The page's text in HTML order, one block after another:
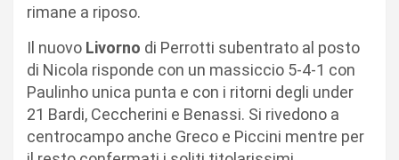
rimane a riposo.
Il nuovo Livorno di Perrotti subentrato al posto
di Nicola risponde con un massiccio 5-4-1 con
Paulinho unica punta e con i ritorni degli under
21 Bardi, Ceccherini e Benassi. Si rivedono a
centrocampo anche Greco e Piccini mentre per